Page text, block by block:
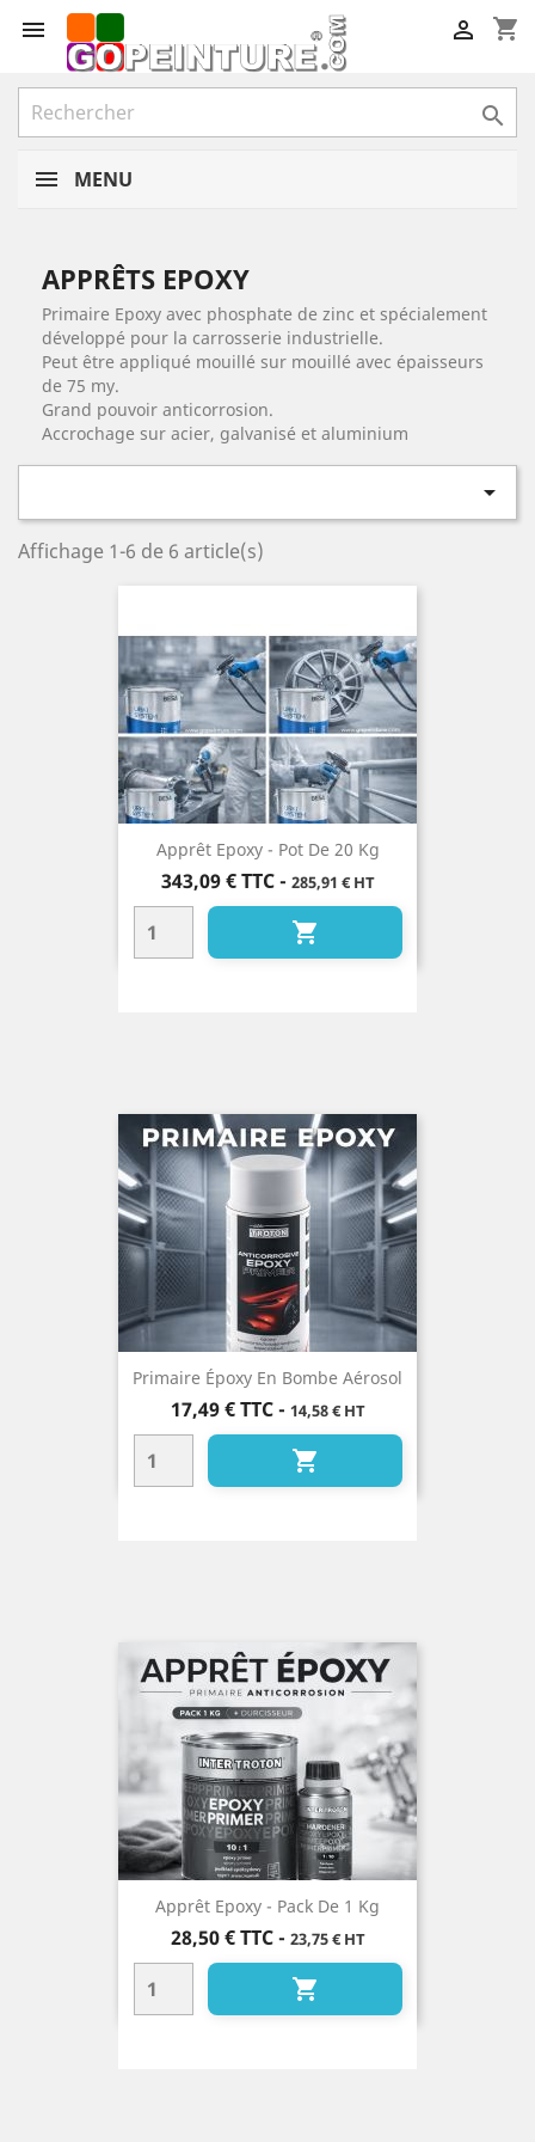
 shopping_cart


MENU
APPRÊTS EPOXY
Primaire Epoxy avec phosphate de zinc et spécialement
développé pour la carrosserie industrielle.
Peut être appliqué mouillé sur mouillé avec épaisseurs
de 75 my.
Grand pouvoir anticorrosion.
Accrochage sur acier, galvanisé et aluminium

Affichage 1-6 de 6 article(s)
Apprêt Epoxy - Pot De 20 Kg
Prix
343,09 € TTC- 285,91 € HT

Primaire Époxy En Bombe Aérosol
Prix
17,49 € TTC- 14,58 € HT

Apprêt Epoxy - Pack De 1 Kg
Prix
28,50 € TTC- 23,75 € HT
